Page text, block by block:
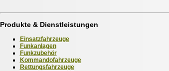
Produkte & Dienstleistungen
Einsatzfahrzeuge
Funkanlagen
Funkzubehör
Kommandofahrzeuge
Rettungsfahrzeuge